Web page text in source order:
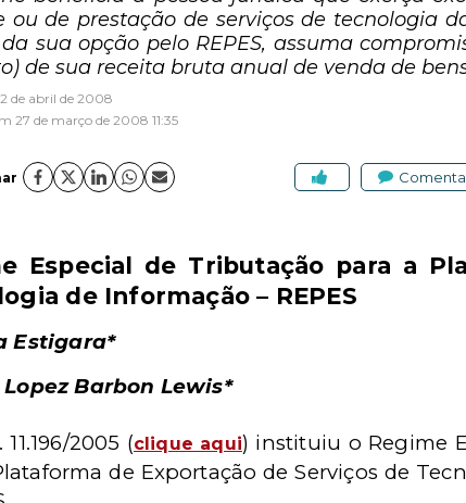
ou de prestação de serviços de tecnologia
sua opção pelo REPES, assuma
de sua receita bruta anual de venda de
de abril de 2008
27 de março de 2008 11:35
Especial de Tributação para a
de Informação – REPES
Estigara*
Barbon Lewis*
11.196/2005 (clique aqui) instituiu o Regime
de Exportação de Serviços de